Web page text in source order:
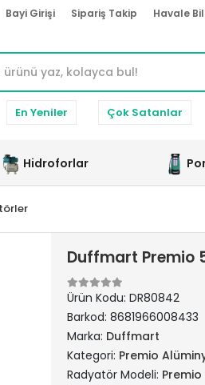
Bayi Girişi Sipariş Takip Havale
En Yeniler Çok Satanlar
Hidroforlar
Duffmart Premio
Ürün Kodu: DR80842
Barkod: 8681966008433
Marka: Duffmart
Kategori: Premio
Radyatör Modeli: Premio